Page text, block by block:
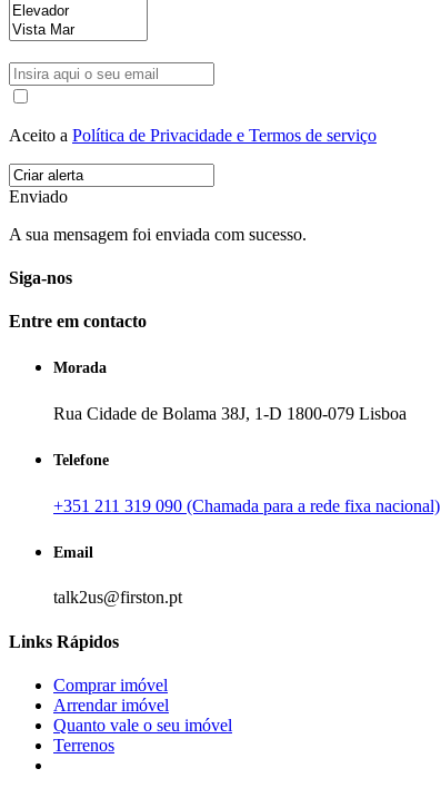
Aceito a Política de Privacidade e Termos de serviço
Enviado
A sua mensagem foi enviada com sucesso.
Siga-nos
Entre em contacto
Morada
Rua Cidade de Bolama 38J, 1-D 1800-079 Lisboa
Telefone
+351 211 319 090 (Chamada para a rede fixa nacional)
Email
talk2us@firston.pt
Links Rápidos
Comprar imóvel
Arrendar imóvel
Quanto vale o seu imóvel
Terrenos